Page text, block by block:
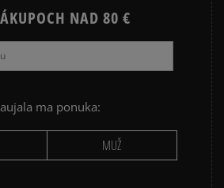
NAD 80 €
ma ponuka:
MUŽ